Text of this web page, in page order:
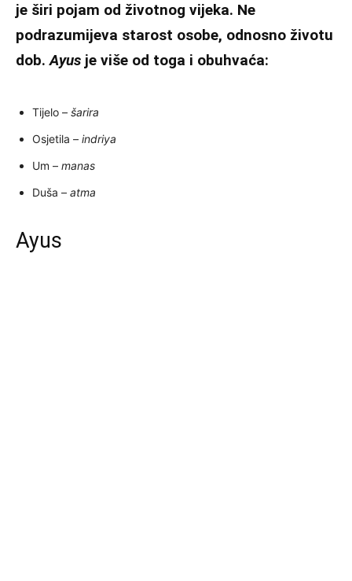
je širi pojam od životnog vijeka. Ne
podrazumijeva starost osobe, odnosno životu
dob. Ayus je više od toga i obuhvaća:
Tijelo – šarira
Osjetila – indriya
Um – manas
Duša – atma
Ayus